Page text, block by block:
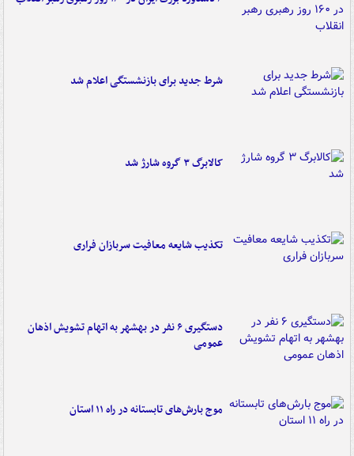
شرط جدید برای بازنشستگی اعلام شد
کالابرگ ۳ گروه شارژ شد
تکذیب شایعه معافیت سربازان فراری
دستگیری ۶ نفر در بهشهر به اتهام تشویش اذهان
عمومی
موج بارش‌های تابستانه در راه ۱۱ استان